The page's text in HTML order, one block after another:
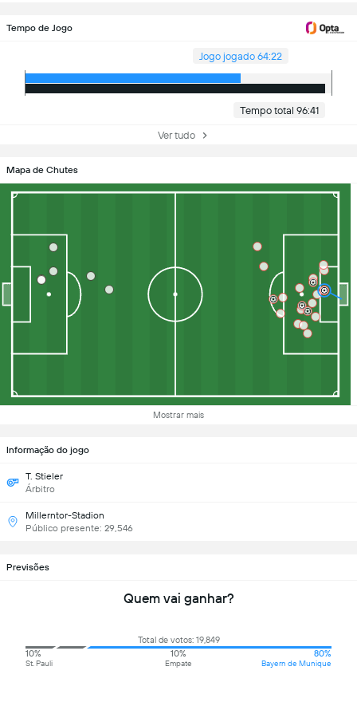
Tempo de Jogo
Jogo jogado 64:22
Tempo total 96:41
Ver tudo
Mapa de Chutes
Mostrar mais
Informação do jogo
T. Stieler
Árbitro
Millerntor-Stadion
Público presente: 29,546
Previsões
Quem vai ganhar?
Total de votos: 19,849
10%
St. Pauli
10%
Empate
80%
Bayern de Munique